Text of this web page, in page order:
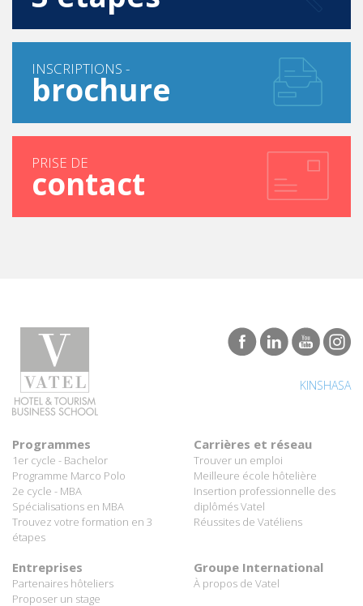
brochure
contact
1er cycle - Bachelor
Programme Marco Polo
2e cycle - MBA
Spécialisations en MBA
Trouvez votre formation en 3
étapes
Trouver un emploi
Meilleure école hôtelière
Insertion professionnelle des
diplômés Vatel
Réussites de Vatéliens
Partenaires hôteliers
Proposer un stage
Proposer un emploi
À propos de Vatel